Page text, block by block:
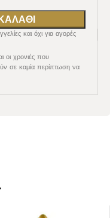
και όχι για αγορές
οι χρονιές που
σε καμία περίπτωση να